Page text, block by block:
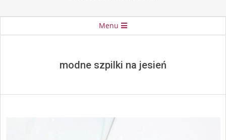
Menu
modne szpilki na jesień